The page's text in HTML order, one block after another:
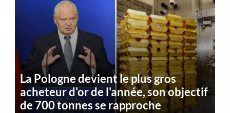
La Pologne devient le plus gros
acheteur d'or de l'année, son objectif
de 700 tonnes se rapproche